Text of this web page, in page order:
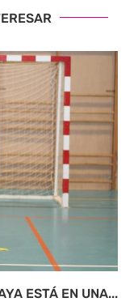
ESTÁ EN UNA...